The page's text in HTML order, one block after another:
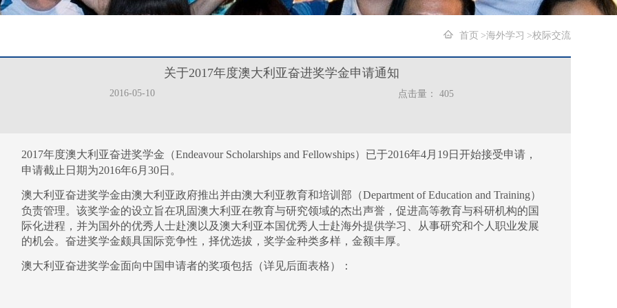
首页 海外学习 校际交流
关于2017年度澳大利亚奋进奖学金申请通知
2016-05-10 点击量： 405
2017年度澳大利亚奋进奖学金（Endeavour Scholarships and Fellowships）已于2016年4月 19日开始接受申请，
申请截止日期为2016年6月 30日。
澳大利亚奋进奖学金由澳大利亚政府推出并由澳大利亚教育和培训部（Department of Education and Training）
负责管理。该奖学金的设立旨在巩固澳大利亚在教育与研究领域的杰出声誉，促进高等教育与科研机构的国
际化进程，并为国外的优秀人士赴澳以及澳大利亚本国优秀人士赴海外提供学习、从事研究和个人职业发展
的机会。奋进奖学金颇具国际竞争性，择优选拔，奖学金种类多样，金额丰厚。
澳大利亚奋进奖学金面向中国申请者的奖项包括（详见后面表格）：